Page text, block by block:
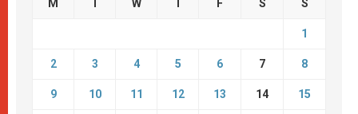
M W F S S
1
2 3 4 5 6 7 8
9 10 11 12 13 14 15